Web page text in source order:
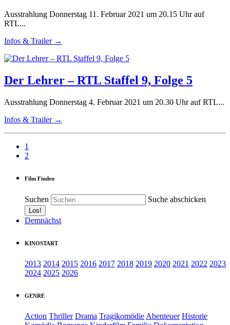
Ausstrahlung Donnerstag 11. Februar 2021 um 20.15 Uhr auf
RTL...
Infos & Trailer →
Der Lehrer – RTL Staffel 9, Folge 5
Ausstrahlung Donnerstag 4. Februar 2021 um 20.30 Uhr auf RTL...
Infos & Trailer →
1
2
Film Finden
Suchen Suche abschicken
Demnächst
KINOSTART
2013 2014 2015 2016 2017 2018 2019 2020 2021 2022 2023
2024 2025 2026
GENRE
Action Thriller Drama Tragikomödie Abenteuer Historie